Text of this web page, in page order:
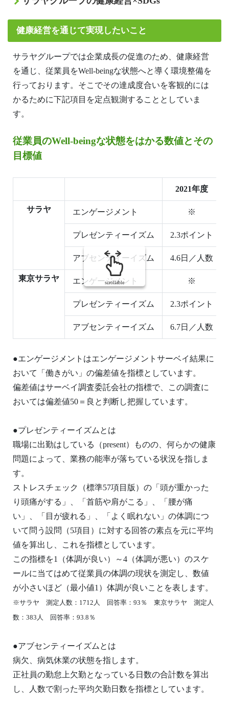
健康経営を通じて実現したいこと
サラヤグループでは企業成長の促進のため、健康経営
を通じ、従業員をWell-beingな状態へと導く環境整備を
行っております。そこでその達成度合いを客観的には
かるために下記項目を定点観測することとしていま
す。
従業員のWell-beingな状態をはかる数値とその
目標値
2021年度
サラヤ エンゲージメント ※
プレゼンティーイズム 2.3ポイント
アブセンティーイズム 4.6日／人数
東京サラヤ エンゲージメント ※
プレゼンティーイズム 2.3ポイント
アブセンティーイズム 6.7日／人数
scrollable
●エンゲージメントはエンゲージメントサーベイ結果に
おいて「働きがい」の偏差値を指標としています。
偏差値はサーベイ調査委託会社の指標で、この調査に
おいては偏差値50＝良と判断し把握しています。
●プレゼンティーイズムとは
職場に出勤はしている（present）ものの、何らかの健康
問題によって、業務の能率が落ちている状況を指しま
す。
ストレスチェック（標準57項目版）の「頭が重かった
り頭痛がする」、「首筋や肩がこる」、「腰が痛
い」、「目が疲れる」、「よく眠れない」の体調につ
いて問う設問（5項目）に対する回答の素点を元に平均
値を算出し、これを指標としています。
この指標を1（体調が良い）～4（体調が悪い）のスケ
ールに当てはめて従業員の体調の現状を測定し、数値
が小さいほど（最小値1）体調が良いことを表します。
※サラヤ 測定人数：1712人 回答率：93％ 東京サラヤ 測定人
数：383人 回答率：93.8％
●アブセンティーイズムとは
病欠、病気休業の状態を指します。
正社員の勤怠上欠勤となっている日数の合計数を算出
し、人数で割った平均欠勤日数を指標としています。